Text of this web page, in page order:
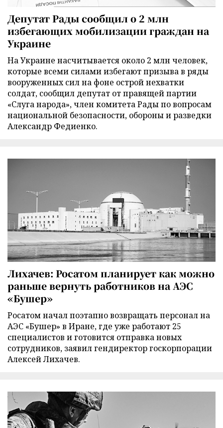
Депутат Рады сообщил о 2 млн
избегающих мобилизации граждан на
Украине
На Украине насчитывается около 2 млн человек,
которые всеми силами избегают призыва в ряды
вооруженных сил на фоне острой нехватки
солдат, сообщил депутат от правящей партии
«Слуга народа», член комитета Рады по вопросам
национальной безопасности, обороны и разведки
Александр Федиенко.
Лихачев: Росатом планирует как можно
раньше вернуть работников на АЭС
«Бушер»
Росатом начал поэтапно возвращать персонал на
АЭС «Бушер» в Иране, где уже работают 25
специалистов и готовится отправка новых
сотрудников, заявил гендиректор госкорпорации
Алексей Лихачев.